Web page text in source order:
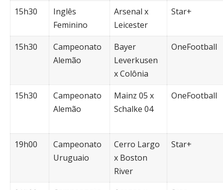
15h30
Inglês
Feminino
Arsenal x
Leicester
Star+
15h30
Campeonato
Alemão
Bayer
Leverkusen
x Colônia
OneFootball
15h30
Campeonato
Alemão
Mainz 05 x
Schalke 04
OneFootball
19h00
Campeonato
Uruguaio
Cerro Largo
x Boston
River
Star+